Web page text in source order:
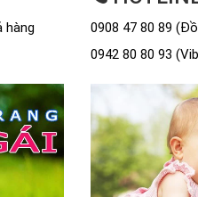
hàng
0908 47 80 89
0942 80 80 93